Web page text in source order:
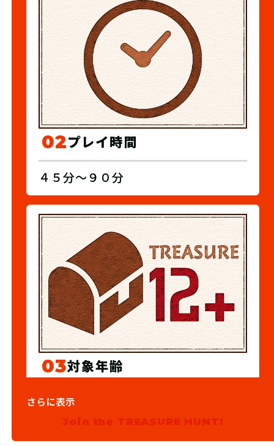
02プレイ時間
４５分～９０分
03対象年齢
12歳以上
さらに表示
Join the TREASURE HUNT!